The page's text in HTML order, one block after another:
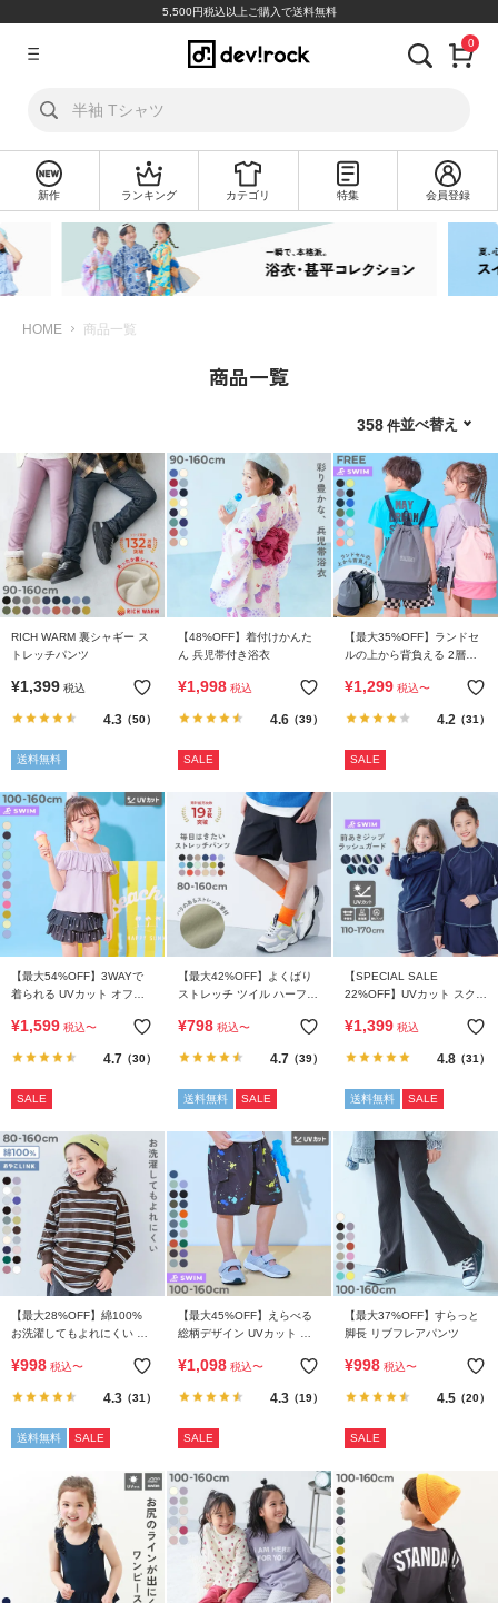
5,500円税込以上ご購入で送料無料
テ
ゴ
リ
か
ら
探
す
ン
キ
ン
グ
か
ら
探
作
か
ら
探
す
特
集
か
子
ど
も
服
コ
ム
0
新作 ランキング カテゴリ 特集 会員登録
HOME 商品一覧
商品一覧
並べ替え
358
RICH WARM 裏シャギー ス
トレッチパンツ
¥1,399 税込
4.3（50）
送料無料
【48%OFF】着付けかんた
ん 兵児帯付き浴衣
¥1,998 税込
4.6（39）
SALE
【最大35%OFF】ランドセ
ルの上から背負える 2層式
¥1,299 税込〜
4.2（31）
SALE
【最大54%OFF】3WAYで
着られる UVカット オフシ
¥1,599 税込〜
4.7（30）
SALE
【最大42%OFF】よくばり
ストレッチ ツイル ハーフパ
¥798 税込〜
4.7（39）
送料無料 SALE
【SPECIAL SALE
22%OFF】UVカット スクー
ード
¥1,399 税込
4.8（31）
送料無料 SALE
【最大28%OFF】綿100%
お洗濯してもよれにくい ビ
ダー 長袖Tシャツ
¥998 税込〜
4.3（31）
送料無料 SALE
【最大45%OFF】えらべる
総柄デザイン UVカット サ
¥1,098 税込〜
4.3（19）
SALE
【最大37%OFF】すらっと
脚長 リブフレアパンツ
¥998 税込〜
4.5（20）
SALE